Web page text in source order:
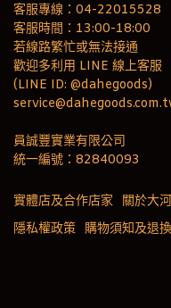
客服專線：04-22015528
客服時間：13:00-18:00
若線路繁忙或無法接通
歡迎多利用 LINE 線上客服
(LINE ID: @dahegoods)
員誠豐實業有限公司
統一編號：82840093
實體店及合作店家 關於大
隱私權政策 購物須知及退